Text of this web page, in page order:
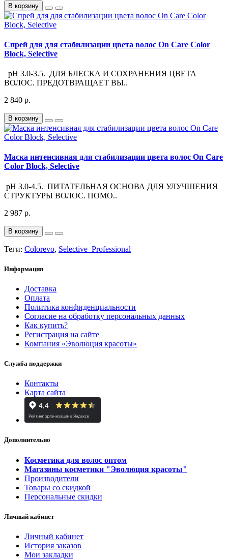
В корзину
Спрей для для стабилизации цвета волос On Care Color
Block, Selective
pH 3.0-3.5. ДЛЯ БЛЕСКА И СОХРАНЕНИЯ ЦВЕТА
ВОЛОС. ПРЕДОТВРАЩАЕТ ВЫ..
2 840 р.
В корзину
Маска интенсивная для стабилизации цвета волос On Care
Color Block, Selective
pH 3.0-4.5. ПИТАТЕЛЬНАЯ ОСНОВА ДЛЯ УЛУЧШЕНИЯ
СТРУКТУРЫ ВОЛОС. ПОМО..
2 987 р.
В корзину
Теги: Colorevo, Selective_Professional
Информация
Доставка
Оплата
Политика конфиденциальности
Согласие на обработку персональных данных
Как купить?
Регистрация на сайте
Компания «Эволюция красоты»
Служба поддержки
Контакты
Карта сайта
Дополнительно
Косметика для волос оптом
Магазины косметики "Эволюция красоты"
Производители
Товары со скидкой
Персональные скидки
Личный кабинет
Личный кабинет
История заказов
Мои закладки